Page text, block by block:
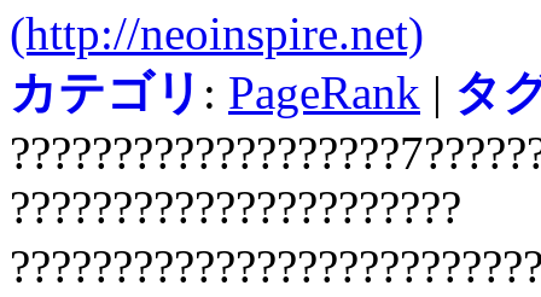
(http://neoinspire.net)
カテゴリ : PageRank | タ
??????????????????????